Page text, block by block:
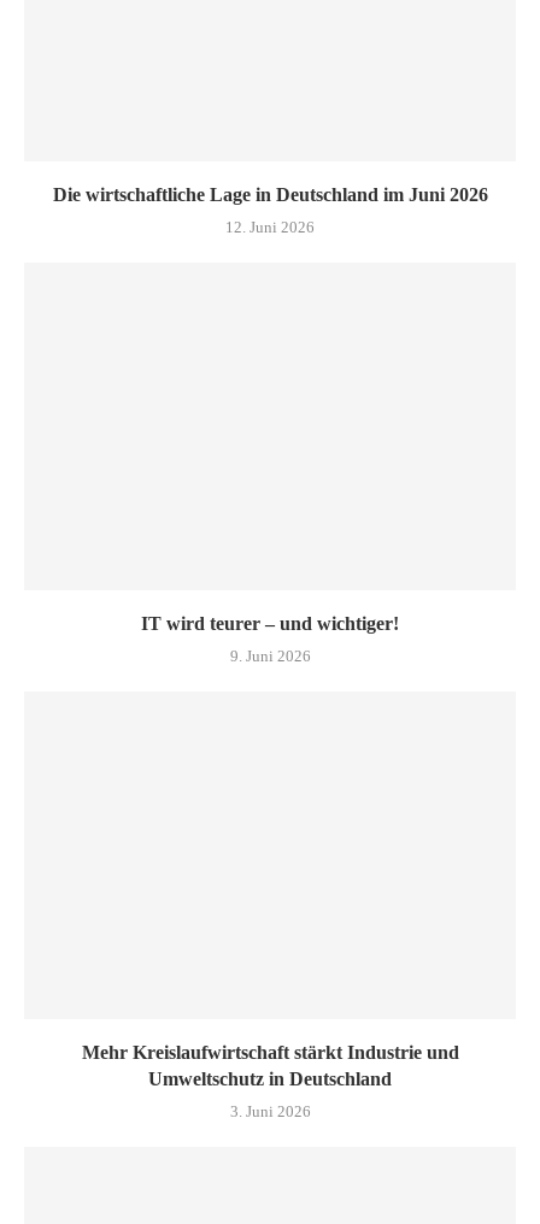
Die wirtschaftliche Lage in Deutschland im Juni 2026
12. Juni 2026
IT wird teurer – und wichtiger!
9. Juni 2026
Mehr Kreislaufwirtschaft stärkt Industrie und
Umweltschutz in Deutschland
3. Juni 2026